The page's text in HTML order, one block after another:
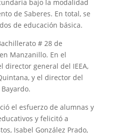
bajo la modalidad
de Saberes. En total, se
de educación básica.
# 28 de
Manzanillo. En el
general del IEEA,
y el director del
el esfuerzo de alumnas y
y felicitó a
Isabel González Prado,